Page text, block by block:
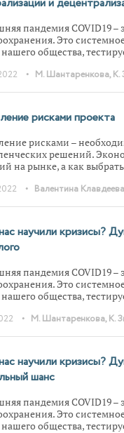
пандемия COVID19 –
Это
общества,
на
кризис далеко не
к преодолению
долгие века
от привычных нам
практики,
• М. Шантаренкова, К.
рисками проекта
рисками –
решений.
на рынке, а как
выявлять, анализировать
• Валентина Клавдеева
научили кризисы?
пандемия COVID19 –
Это
общества,
на
кризис далеко не
кризисы
• М. Шантаренкова, К.
научили кризисы?
шанс
пандемия COVID19 –
Это
общества,